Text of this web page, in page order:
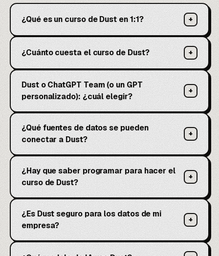
¿Qué es un curso de Dust en 1:1? +
¿Cuánto cuesta el curso de Dust? +
Dust o ChatGPT Team (o un GPT
personalizado): ¿cuál elegir?
+
¿Qué fuentes de datos se pueden
conectar a Dust?
+
¿Hay que saber programar para hacer el
curso de Dust?
+
¿Es Dust seguro para los datos de mi
empresa?
+